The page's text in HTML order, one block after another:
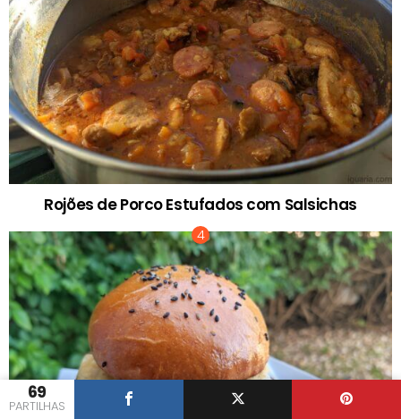
69
PARTILHAS
Rojões de Porco Estufados com Salsichas